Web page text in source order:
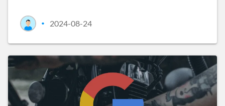
• 2024-08-24